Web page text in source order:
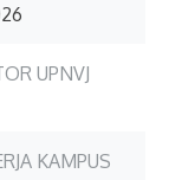
UPNVJ
KAMPUS